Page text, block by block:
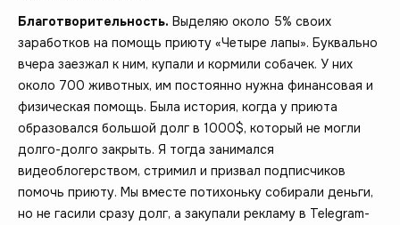
Благотворительность. Выделяю около 5% своих
заработков на помощь приюту «Четыре лапы». Буквально
вчера заезжал к ним, купали и кормили собачек. У них
около 700 животных, им постоянно нужна финансовая и
физическая помощь. Была история, когда у приюта
образовался большой долг в 1000$, который не могли
долго-долго закрыть. Я тогда занимался
видеоблогерством, стримил и призвал подписчиков
помочь приюту. Мы вместе потихоньку собирали деньги,
но не гасили сразу долг, а закупали рекламу в Telegram-